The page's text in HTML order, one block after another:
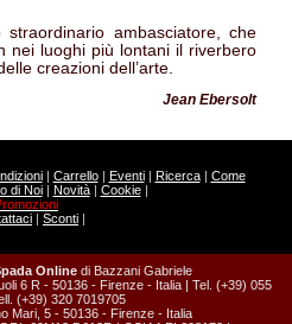
ambasciatore, che
nei luoghi più lontani il riverbero
creazioni dell’arte.
Jean Ebersolt
| Carrello| Eventi| Ricerca| Come
di Noi| Novità| Cookie|
| Sconti |
Online di Bazzani Gabriele
6 R - 50136 - Firenze - Italia | Tel. (+39) 055
(+39) 320 7019705
Mari, 5 - 50136 - Firenze - Italia